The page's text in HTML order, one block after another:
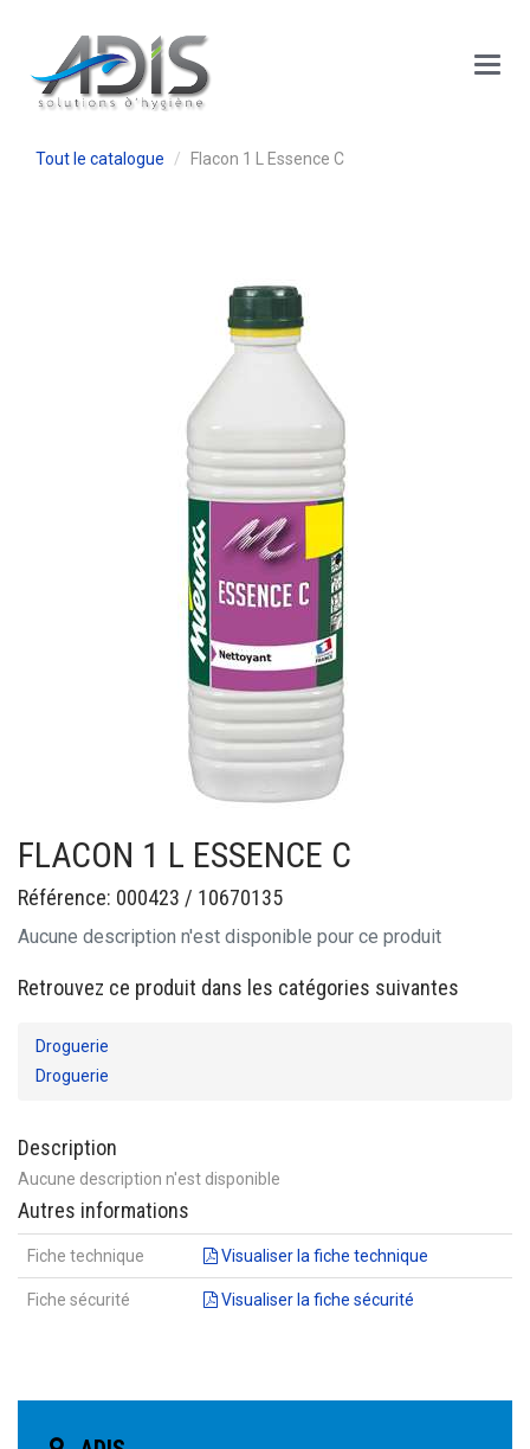
Main
Menu
Tout le catalogue Flacon 1 L Essence C
FLACON 1 L ESSENCE C
Référence: 000423 / 10670135
Aucune description n'est disponible pour ce produit
Retrouvez ce produit dans les catégories suivantes
Droguerie
Droguerie
Description
Aucune description n'est disponible
Autres informations
Fiche technique Visualiser la fiche technique
Fiche sécurité Visualiser la fiche sécurité